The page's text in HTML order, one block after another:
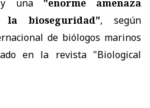
una "enorme amenaza
bioseguridad", según
de biólogos marinos
en la revista "Biological